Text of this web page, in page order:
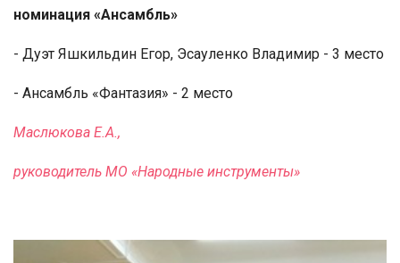
номинация «Ансамбль»
- Дуэт Яшкильдин Егор, Эсауленко Владимир - 3 место
- Ансамбль «Фантазия» - 2 место
Маслюкова Е.А.,
руководитель МО «Народные инструменты»